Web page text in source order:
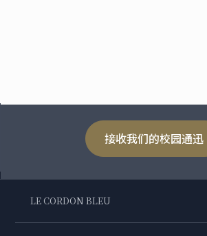
接收我们的校园通迅
LE CORDON BLEU